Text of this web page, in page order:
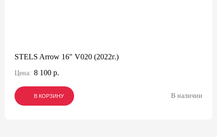
STELS Arrow 16" V020 (2022г.)
Цена: 8 100 р.
В КОРЗИНУ
В КОРЗИНУ
В КОРЗИНУ В наличии